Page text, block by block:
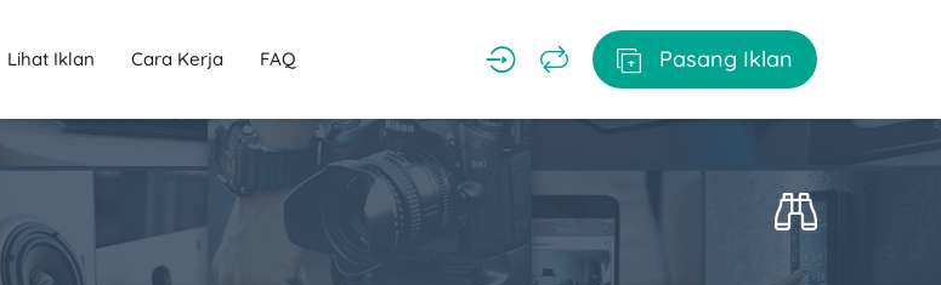
Lihat Iklan Cara Kerja FAQ Pasang Iklan